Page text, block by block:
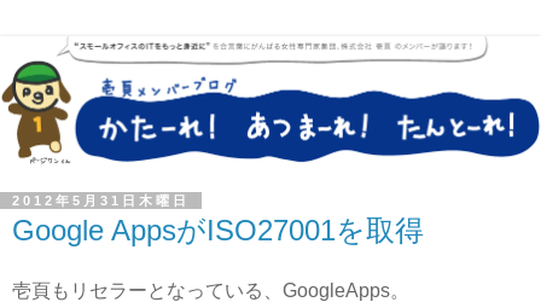
2012年5月31日木曜日
Google AppsがISO27001を取得
壱頁もリセラーとなっている、GoogleApps。